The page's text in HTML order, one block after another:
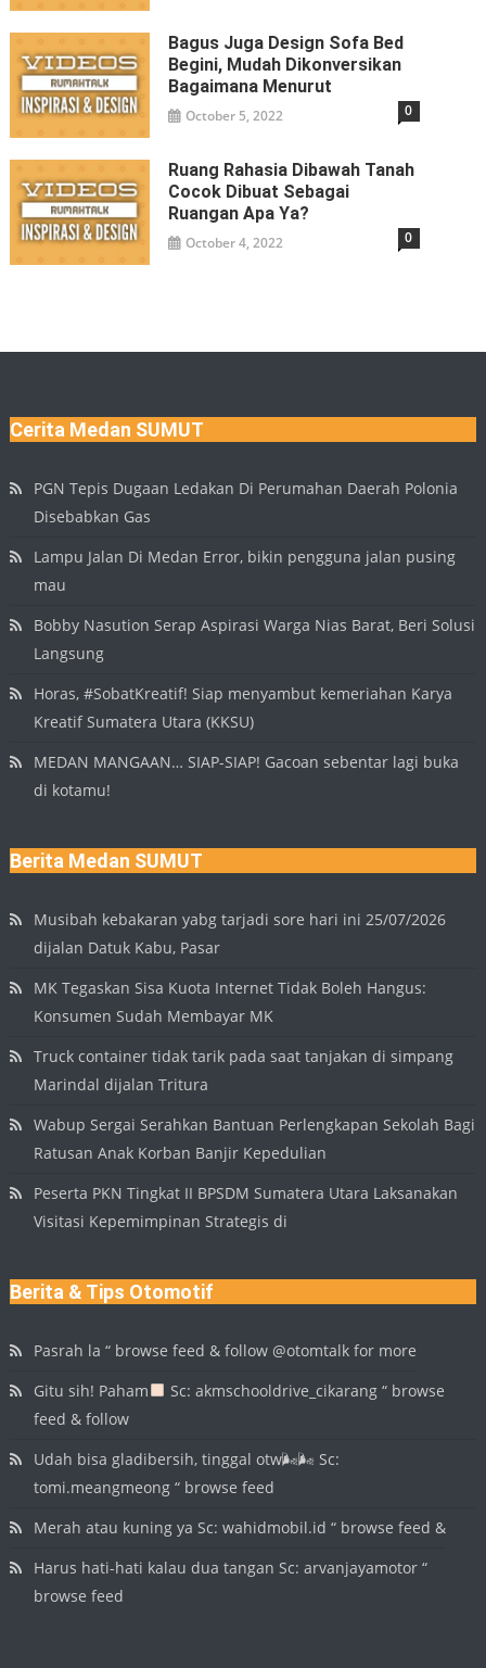
Bagus Juga Design Sofa Bed
Begini, Mudah Dikonversikan
Bagaimana Menurut
October 5, 2022 0
Ruang Rahasia Dibawah Tanah
Cocok Dibuat Sebagai
Ruangan Apa Ya?
October 4, 2022 0
Cerita Medan SUMUT
PGN Tepis Dugaan Ledakan Di Perumahan Daerah Polonia
Disebabkan Gas
Lampu Jalan Di Medan Error, bikin pengguna jalan pusing
mau
Bobby Nasution Serap Aspirasi Warga Nias Barat, Beri Solusi
Langsung
Horas, #SobatKreatif! Siap menyambut kemeriahan Karya
Kreatif Sumatera Utara (KKSU)
MEDAN MANGAAN… SIAP-SIAP! Gacoan sebentar lagi buka
di kotamu!
Berita Medan SUMUT
Musibah kebakaran yabg tarjadi sore hari ini 25/07/2026
dijalan Datuk Kabu, Pasar
MK Tegaskan Sisa Kuota Internet Tidak Boleh Hangus:
Konsumen Sudah Membayar MK
Truck container tidak tarik pada saat tanjakan di simpang
Marindal dijalan Tritura
Wabup Sergai Serahkan Bantuan Perlengkapan Sekolah Bagi
Ratusan Anak Korban Banjir Kepedulian
Peserta PKN Tingkat II BPSDM Sumatera Utara Laksanakan
Visitasi Kepemimpinan Strategis di
Berita & Tips Otomotif
Pasrah la “ browse feed & follow @otomtalk for more
Gitu sih! Paham
Sc: akmschooldrive_cikarang “ browse
feed & follow
Udah bisa gladibersih, tinggal otw🌬🌬 Sc:
tomi.meangmeong “ browse feed
Merah atau kuning ya Sc: wahidmobil.id “ browse feed &
Harus hati-hati kalau dua tangan Sc: arvanjayamotor “
browse feed